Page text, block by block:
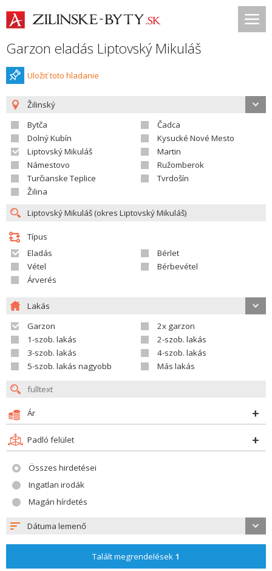
Garzon eladás Liptovský Mikuláš
Uložiť toto hladanie
Žilinský
Bytča
Čadca
Dolný Kubín
Kysucké Nové Mesto
Liptovský Mikuláš
Martin
Námestovo
Ružomberok
Turčianske Teplice
Tvrdošín
Žilina
Típus
Eladás
Bérlet
Vétel
Bérbevétel
Árverés
Lakás
Garzon
2x garzon
1-szob. lakás
2-szob. lakás
3-szob. lakás
4-szob. lakás
5-szob. lakás nagyobb
Más lakás
Ár
Padló felület
Összes hirdetései
Ingatlan irodák
Magán hírdetés
Dátuma lemenő
Talált megrendelések 1